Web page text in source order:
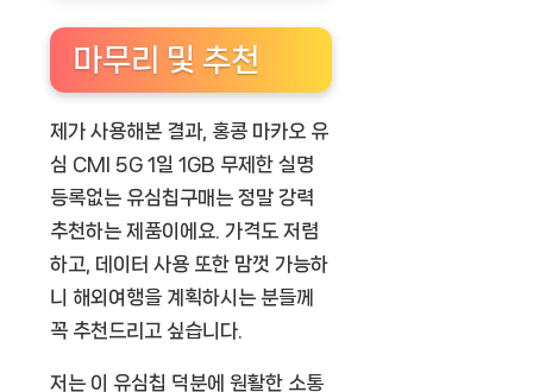
마무리 및 추천
제가 사용해본 결과, 홍콩 마카오 유
심 CMI 5G 1일 1GB 무제한 실명
등록없는 유심칩구매 는 정말 강력
추천하는 제품이에요. 가격도 저렴
하고, 데이터 사용 또한 맘껏 가능하
니 해외여행을 계획하시는 분들께
꼭 추천드리고 싶습니다.
저는 이 유심칩 덕분에 원활한 소통